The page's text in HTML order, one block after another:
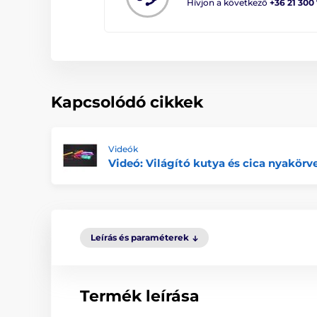
Hívjon a következő +36 21 300
Kapcsolódó cikkek
Videók
Videó: Világító kutya és cica
Leírás és paraméterek
Termék leírása